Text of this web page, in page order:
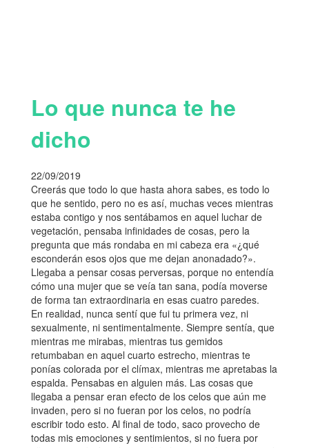
Lo que nunca te he
dicho
22/09/2019
Creerás que todo lo que hasta ahora sabes, es todo lo
que he sentido, pero no es así, muchas veces mientras
estaba contigo y nos sentábamos en aquel luchar de
vegetación, pensaba infinidades de cosas, pero la
pregunta que más rondaba en mi cabeza era «¿qué
esconderán esos ojos que me dejan anonadado?».
Llegaba a pensar cosas perversas, porque no entendía
cómo una mujer que se veía tan sana, podía moverse
de forma tan extraordinaria en esas cuatro paredes.
En realidad, nunca sentí que fui tu primera vez, ni
sexualmente, ni sentimentalmente. Siempre sentía, que
mientras me mirabas, mientras tus gemidos
retumbaban en aquel cuarto estrecho, mientras te
ponías colorada por el clímax, mientras me apretabas la
espalda. Pensabas en alguien más. Las cosas que
llegaba a pensar eran efecto de los celos que aún me
invaden, pero si no fueran por los celos, no podría
escribir todo esto. Al final de todo, saco provecho de
todas mis emociones y sentimientos, si no fuera por